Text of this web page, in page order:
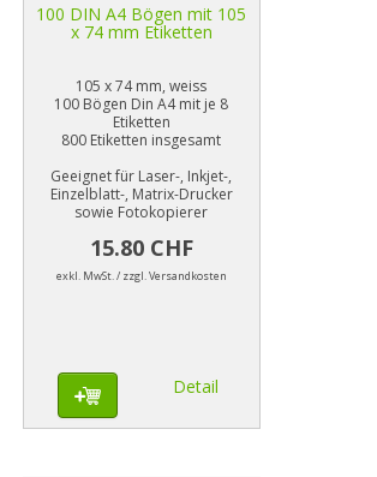
100 DIN A4 Bögen mit 105
x 74 mm Etiketten
105 x 74 mm, weiss
100 Bögen Din A4 mit je 8
Etiketten
800 Etiketten insgesamt
Geeignet für Laser-, Inkjet-,
Einzelblatt-, Matrix-Drucker
sowie Fotokopierer
15.80 CHF
exkl. MwSt. / zzgl. Versandkosten
Detail